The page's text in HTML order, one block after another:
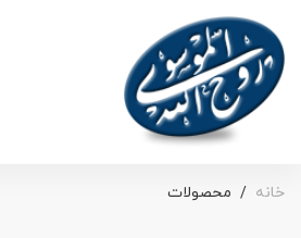
خانه محصولات